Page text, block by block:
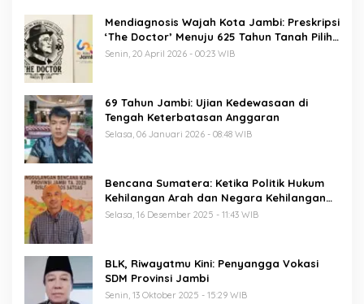
Mendiagnosis Wajah Kota Jambi: Preskripsi
‘The Doctor’ Menuju 625 Tahun Tanah Pilih
Pusako Batuah
Senin, 20 April 2026 - 00:23 WIB
69 Tahun Jambi: Ujian Kedewasaan di
Tengah Keterbatasan Anggaran
Selasa, 06 Januari 2026 - 08:48 WIB
Bencana Sumatera: Ketika Politik Hukum
Kehilangan Arah dan Negara Kehilangan
Keberanian
Selasa, 16 Desember 2025 - 11:43 WIB
BLK, Riwayatmu Kini: Penyangga Vokasi
SDM Provinsi Jambi
Senin, 13 Oktober 2025 - 15:29 WIB